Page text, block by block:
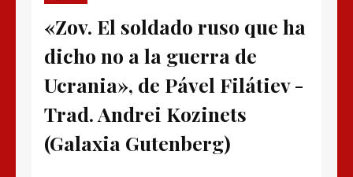
«Zov. El soldado ruso que ha
dicho no a la guerra de
Ucrania», de Pável Filátiev -
Trad. Andrei Kozinets
(Galaxia Gutenberg)